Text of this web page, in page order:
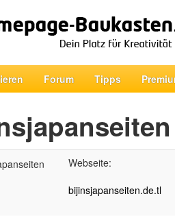
Forum Tipps
Webseite:
bijinsjapanseiten.de.tl